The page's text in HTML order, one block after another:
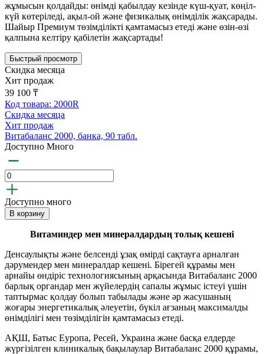
жұмысын қолдайды: өнімді қабылдау кезінде күш-қуат, көңіл-
күй көтеріледі, ақыл-ой және физикалық өнімділік жақсарады.
Шайыр Премиум төзімділікті қамтамасыз етеді және өзін-өзі
қалпына келтіру қабілетін жақсартады!
Быстрый просмотр
Скидка месяца
Хит продаж
39 100 ₸
Код товара: 2000R
Скидка месяца
Хит продаж
Витабаланс 2000, банка, 90 табл.
Доступно Много
Доступно много
В корзину
Витаминдер мен минералдардың толық кешені
Денсаулықты және белсенді ұзақ өмірді сақтауға арналған
дәрумендер мен минералдар кешені. Бірегей құрамы мен
арнайы өндіріс технологиясының арқасында Витабаланс 2000
барлық органдар мен жүйелердің сапалы жұмыс істеуі үшін
таптырмас қолдау болып табылады және әр жасушаның
жоғары энергетикалық әлеуетін, бүкіл ағзаның максималды
өнімділігі мен төзімділігін қамтамасыз етеді.
АҚШ, Батыс Еуропа, Ресей, Украина және басқа елдерде
жүргізілген клиникалық бақылаулар Витабаланс 2000 құрамы,